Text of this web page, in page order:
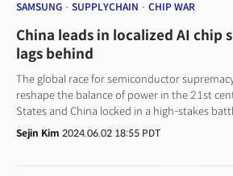
SAMSUNG SUPPLYCHAIN CHIP WAR
China leads in localized AI chip
lags behind
The global race for semiconductor
reshape the balance of power in the 21st
States and China locked in a high-stakes
the future of technology, innovation, and
Third Semiconductor War is unfolding.
Sejin Kim 2024.06.02 18:55 PDT